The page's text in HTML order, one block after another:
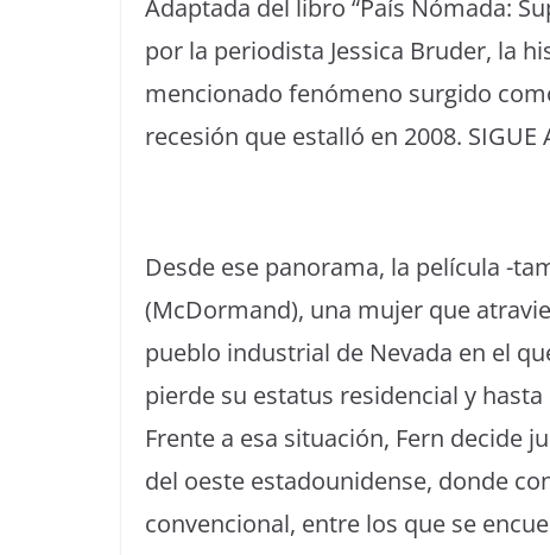
Adaptada del libro “País Nómada:
por la periodista Jessica Bruder, la
mencionado fenómeno surgido
recesión que estalló en 2008. SIGUE
Desde ese panorama, la película -
(McDormand), una mujer que
pueblo industrial de Nevada en el
pierde su estatus residencial y
Frente a esa situación, Fern decide
del oeste estadounidense, donde
convencional, entre los que se